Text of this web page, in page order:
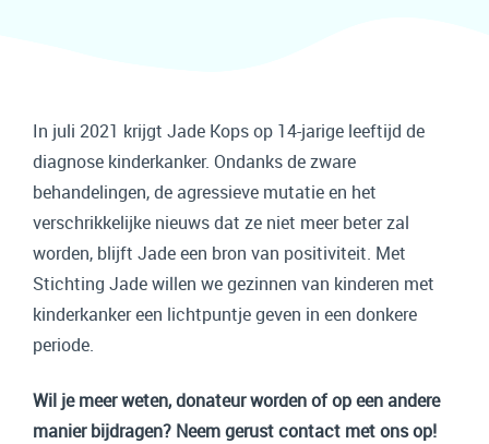
In juli 2021 krijgt Jade Kops op 14-jarige leeftijd de
diagnose kinderkanker. Ondanks de zware
behandelingen, de agressieve mutatie en het
verschrikkelijke nieuws dat ze niet meer beter zal
worden, blijft Jade een bron van positiviteit. Met
Stichting Jade willen we gezinnen van kinderen met
kinderkanker een lichtpuntje geven in een donkere
periode.
Wil je meer weten, donateur worden of op een andere
manier bijdragen? Neem gerust contact met ons op!